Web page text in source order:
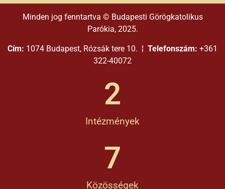
Minden jog fenntartva © Budapesti Görögkatolikus
Parókia, 2025.
Cím: 1074 Budapest, Rózsák tere 10. ¦ Telefonszám: +361
322-40072
Intézmények
2
Közösségek
7